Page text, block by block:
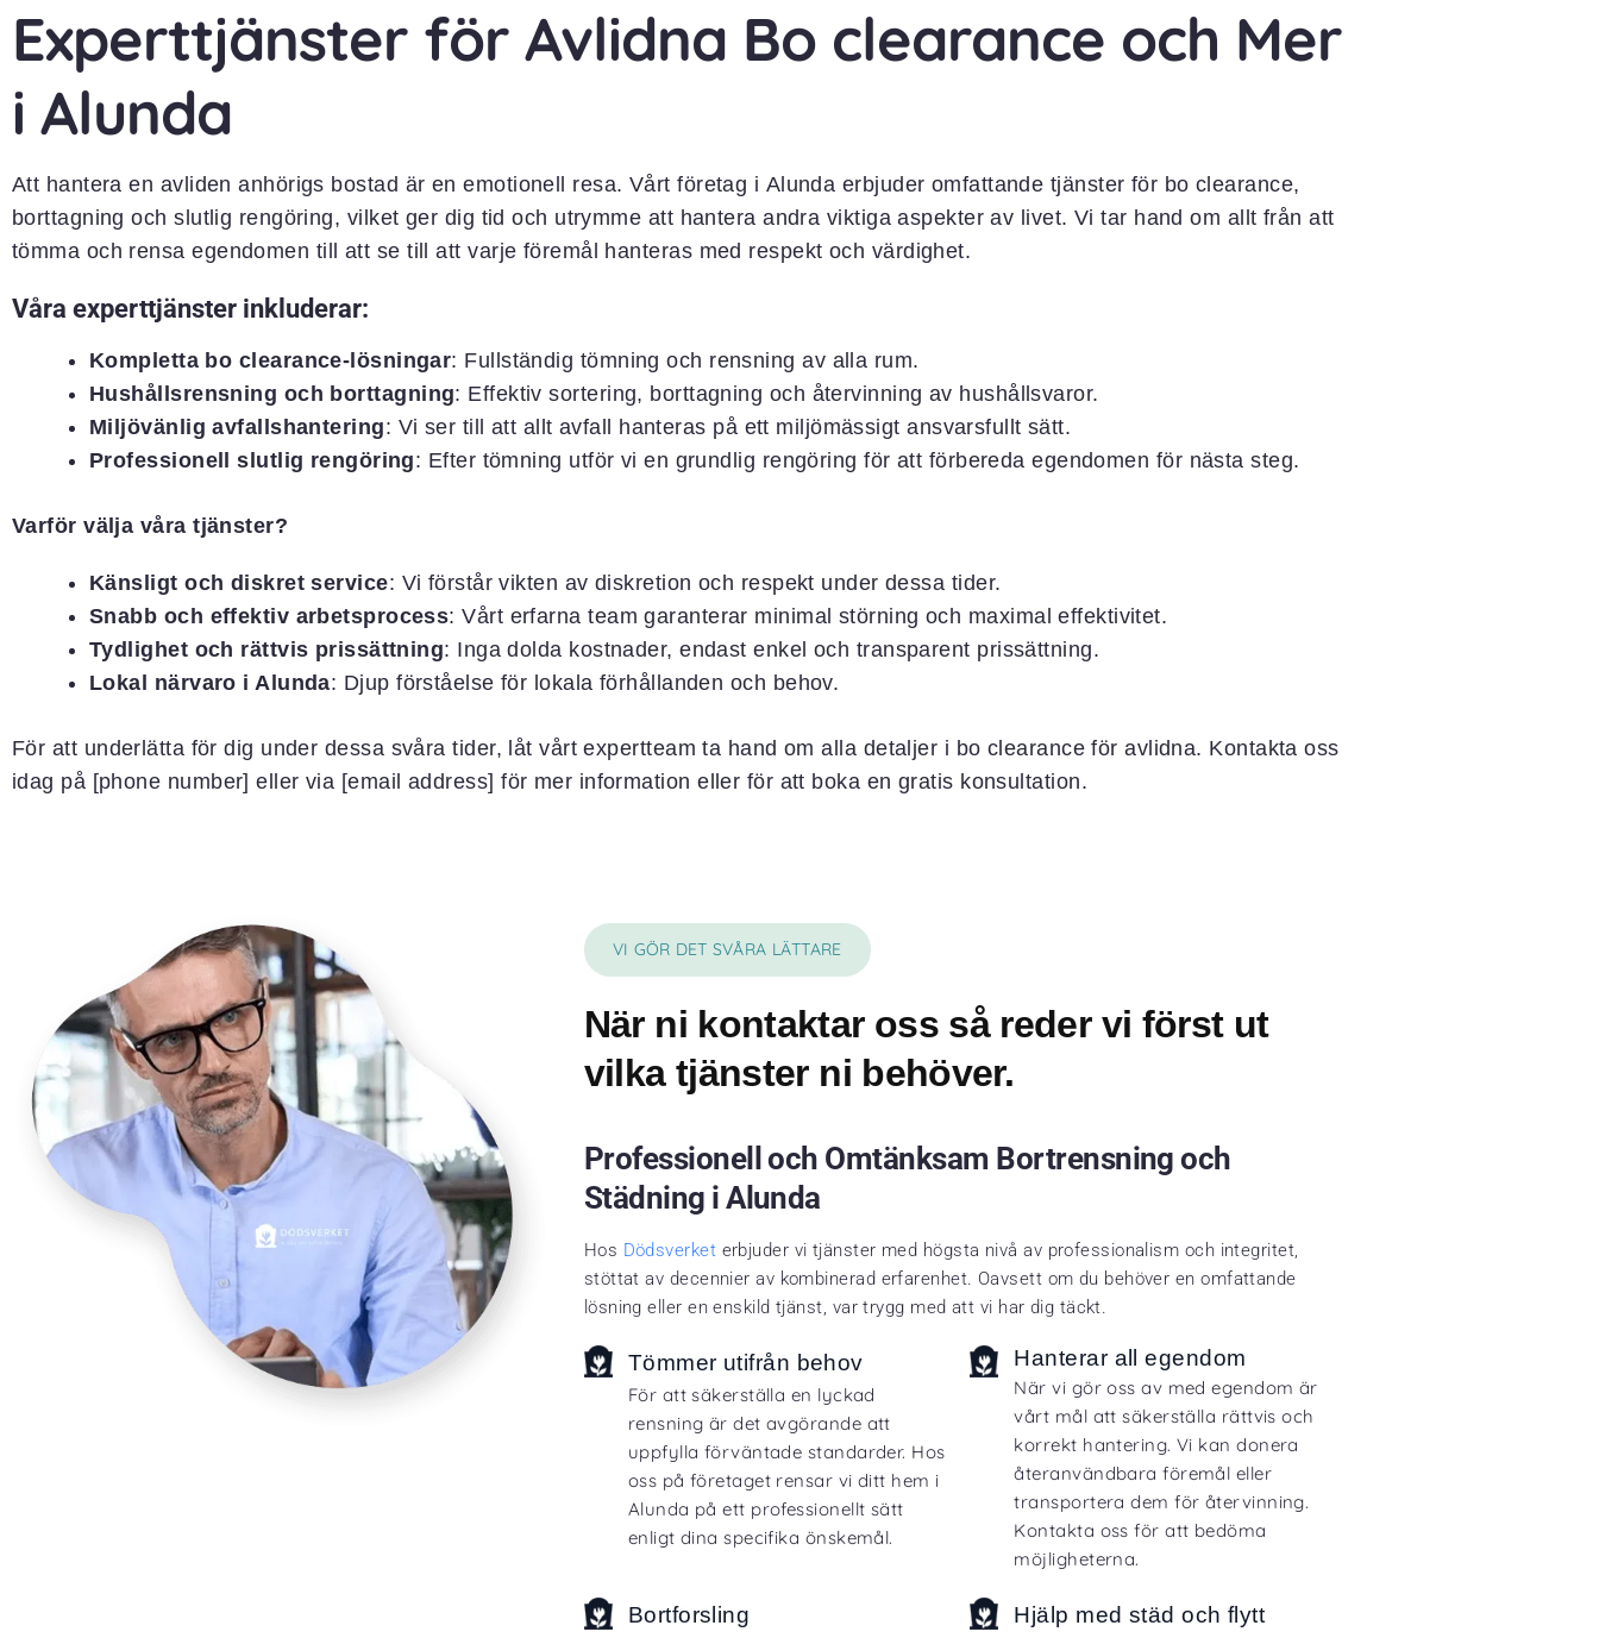
Experttjänster för Avlidna Bo clearance och Mer
i Alunda
Att hantera en avliden anhörigs bostad är en emotionell resa. Vårt företag i Alunda erbjuder omfattande tjänster för bo clearance,
borttagning och slutlig rengöring, vilket ger dig tid och utrymme att hantera andra viktiga aspekter av livet. Vi tar hand om allt från att
tömma och rensa egendomen till att se till att varje föremål hanteras med respekt och värdighet.
Våra experttjänster inkluderar:
Kompletta bo clearance-lösningar: Fullständig tömning och rensning av alla rum.
Hushållsrensning och borttagning: Effektiv sortering, borttagning och återvinning av hushållsvaror.
Miljövänlig avfallshantering: Vi ser till att allt avfall hanteras på ett miljömässigt ansvarsfullt sätt.
Professionell slutlig rengöring: Efter tömning utför vi en grundlig rengöring för att förbereda egendomen för nästa steg.
Varför välja våra tjänster?
Känsligt och diskret service: Vi förstår vikten av diskretion och respekt under dessa tider.
Snabb och effektiv arbetsprocess: Vårt erfarna team garanterar minimal störning och maximal effektivitet.
Tydlighet och rättvis prissättning: Inga dolda kostnader, endast enkel och transparent prissättning.
Lokal närvaro i Alunda: Djup förståelse för lokala förhållanden och behov.
För att underlätta för dig under dessa svåra tider, låt vårt expertteam ta hand om alla detaljer i bo clearance för avlidna. Kontakta oss
idag på [phone number] eller via [email address] för mer information eller för att boka en gratis konsultation.
VI GÖR DET SVÅRA LÄTTARE
När ni kontaktar oss så reder vi först ut
vilka tjänster ni behöver.
Professionell och Omtänksam Bortrensning och
Städning iAlunda
Hos Dödsverket erbjuder vi tjänster med högsta nivå av professionalism och integritet,
stöttat av decennier av kombinerad erfarenhet. Oavsett om du behöver en omfattande
lösning eller en enskild tjänst, var trygg med att vi har dig täckt.
Tömmer utifrån behov
För att säkerställa en lyckad
rensning är det avgörande att
uppfylla förväntade standarder. Hos
oss på företaget rensar vi ditt hem i
Alunda på ett professionellt sätt
enligt dina specifika önskemål.
Hanterar all egendom
När vi gör oss av med egendom är
vårt mål att säkerställa rättvis och
korrekt hantering. Vi kan donera
återanvändbara föremål eller
transportera dem för återvinning.
Kontakta oss för att bedöma
möjligheterna.
Bortforsling Hjälp med städ och flytt